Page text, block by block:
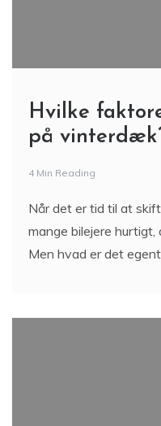
Hvilke
på
4 Min Reading
Når det er tid til at
mange bilejere hurtigt,
Men hvad er det